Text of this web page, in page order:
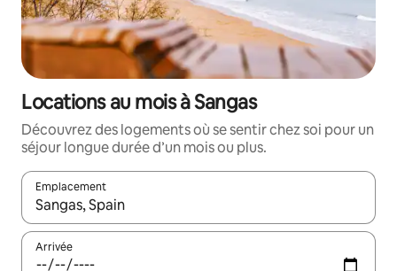
Locations au mois à Sangas
Découvrez des logements où se sentir chez soi pour un
séjour longue durée d’un mois ou plus.
Emplacement
Quand les résultats sont affichés, parcourez-les en utilisant
Arrivée